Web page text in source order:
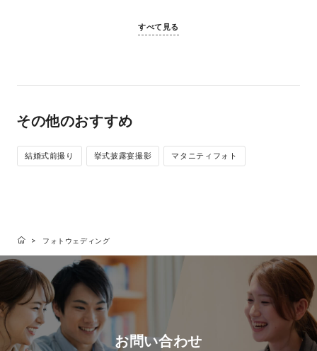
すべて見る
その他のおすすめ
結婚式前撮り 挙式披露宴撮影 マタニティフォト
フォトウェディング
お問い合わせ